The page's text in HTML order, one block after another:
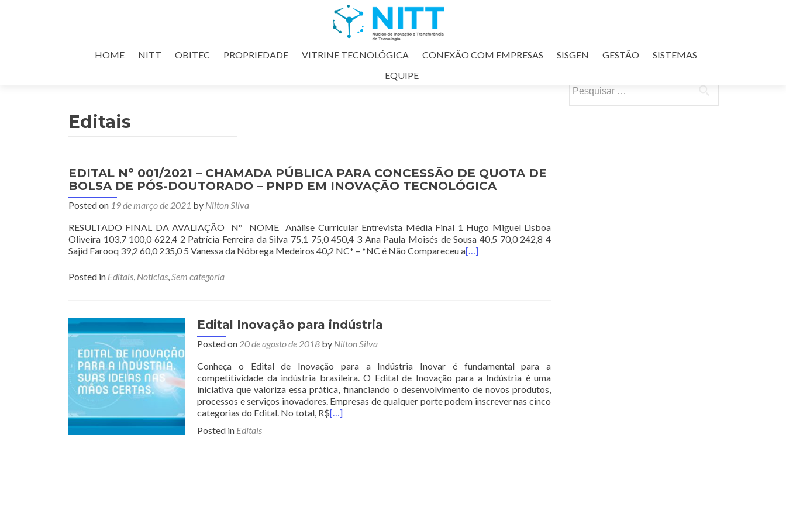
HOME NITT OBITEC PROPRIEDADE VITRINE TECNOLÓGICA CONEXÃO COM EMPRESAS SISGEN GESTÃO
SISTEMAS
EQUIPE
Editais
EDITAL Nº 001/2021 – CHAMADA PÚBLICA PARA CONCESSÃO DE QUOTA DE
BOLSA DE PÓS-DOUTORADO – PNPD EM INOVAÇÃO TECNOLÓGICA
Posted on 19 de março de 2021 by Nilton Silva
RESULTADO FINAL DA AVALIAÇÃO N° NOME Análise Curricular Entrevista Média Final 1 Hugo Miguel Lisboa
Oliveira 103,7 100,0 622,4 2 Patrícia Ferreira da Silva 75,1 75,0 450,4 3 Ana Paula Moisés de Sousa 40,5 70,0 242,8 4
Sajid Farooq 39,2 60,0 235,0 5 Vanessa da Nóbrega Medeiros 40,2 NC* – *NC é Não Compareceu a[…]
Posted in Editais, Notícias,Sem categoria
Edital Inovação para indústria
Posted on 20 de agosto de 2018 by Nilton Silva
Conheça o Edital de Inovação para a Indústria Inovar é fundamental para a
competitividade da indústria brasileira. O Edital de Inovação para a Indústria é uma
iniciativa que valoriza essa prática, financiando o desenvolvimento de novos produtos,
processos e serviços inovadores. Empresas de qualquer porte podem inscrever nas cinco
categorias do Edital. No total, R$[…]
Posted in Editais
Pesquisar
por: